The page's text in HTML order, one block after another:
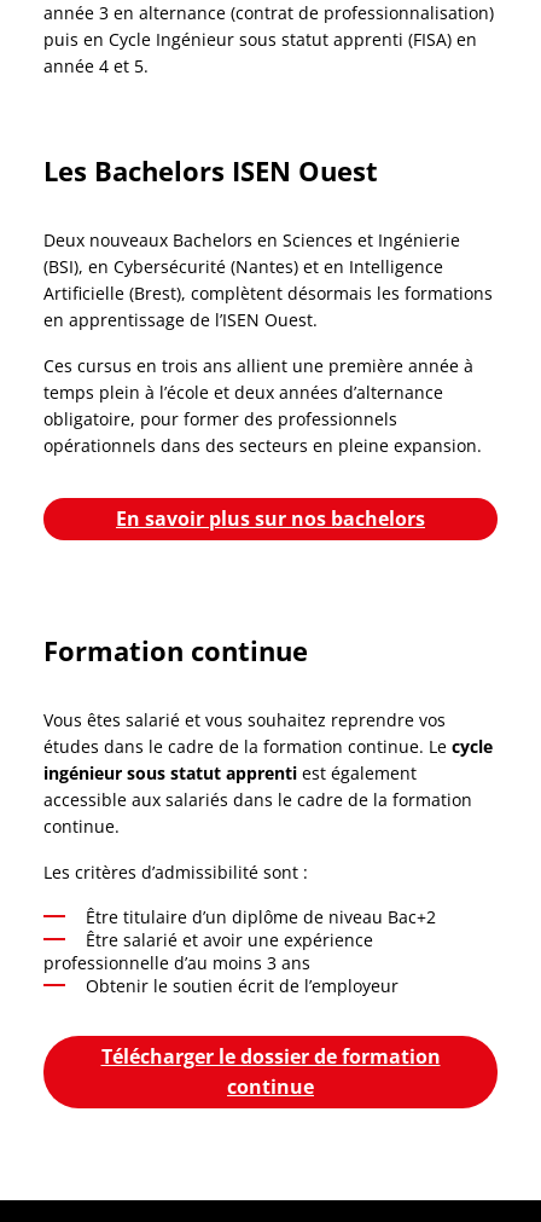
année 3 en alternance (contrat de professionnalisation)
puis en Cycle Ingénieur sous statut apprenti (FISA) en
année 4 et 5.
Les Bachelors ISEN Ouest
Deux nouveaux Bachelors en Sciences et Ingénierie
(BSI), en Cybersécurité (Nantes) et en Intelligence
Artificielle (Brest), complètent désormais les formations
en apprentissage de l’ISEN Ouest.
Ces cursus en trois ans allient une première année à
temps plein à l’école et deux années d’alternance
obligatoire, pour former des professionnels
opérationnels dans des secteurs en pleine expansion.
En savoir plus sur nos bachelors
Formation continue
Vous êtes salarié et vous souhaitez reprendre vos
études dans le cadre de la formation continue. Lecycle
ingénieur sous statut apprenti est également
accessible aux salariés dans le cadre de la formation
continue.
Les critères d’admissibilité sont :
Être titulaire d’un diplôme de niveau Bac+2
Être salarié et avoir une expérience
professionnelle d’au moins 3 ans
Obtenir le soutien écrit de l’employeur
Télécharger le dossier de formation
continue